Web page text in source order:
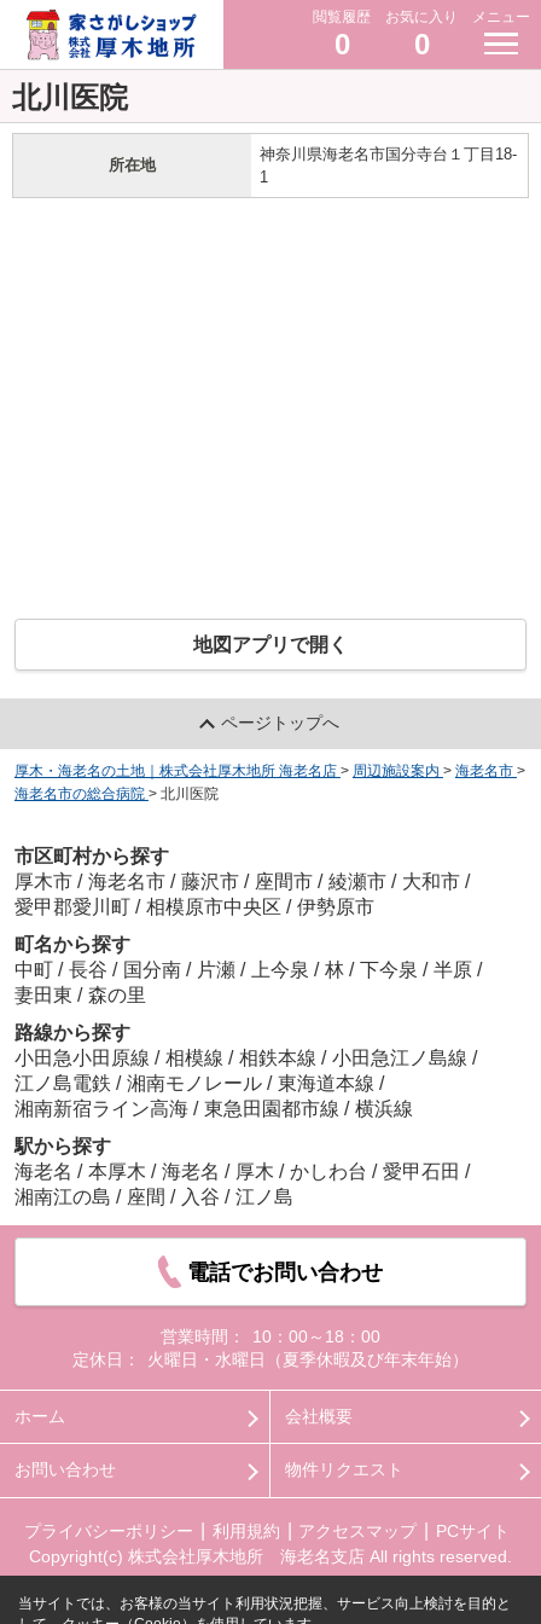
閲覧履歴
0
お気に入り
0
メニュー
北川医院
所在地
神奈川県海老名市国分寺台１丁目18-
1
地図アプリで開く
ページトップへ
厚木・海老名の土地｜株式会社厚木地所 海老名店 > 周辺施設案内 > 海老名市 >
海老名市の総合病院 > 北川医院
市区町村から探す
厚木市 / 海老名市 / 藤沢市 / 座間市 / 綾瀬市 / 大和市 /
愛甲郡愛川町 / 相模原市中央区 / 伊勢原市
町名から探す
中町 / 長谷 / 国分南 / 片瀬 / 上今泉 / 林 / 下今泉 / 半原 /
妻田東 / 森の里
路線から探す
小田急小田原線 / 相模線 / 相鉄本線 / 小田急江ノ島線 /
江ノ島電鉄 / 湘南モノレール / 東海道本線 /
湘南新宿ライン高海 / 東急田園都市線 / 横浜線
駅から探す
海老名 / 本厚木 / 海老名 / 厚木 / かしわ台 / 愛甲石田 /
湘南江の島 / 座間 / 入谷 / 江ノ島
電話でお問い合わせ
営業時間：
10：00～18：00
定休日：
火曜日・水曜日（夏季休暇及び年末年始）
ホーム 会社概要
お問い合わせ 物件リクエスト
プライバシーポリシー 利用規約 アクセスマップ
PCサイト
Copyright(c) 株式会社厚木地所 海老名支店 All rights reserved.
当サイトでは、お客様の当サイト利用状況把握、サービス向上検討を目的と